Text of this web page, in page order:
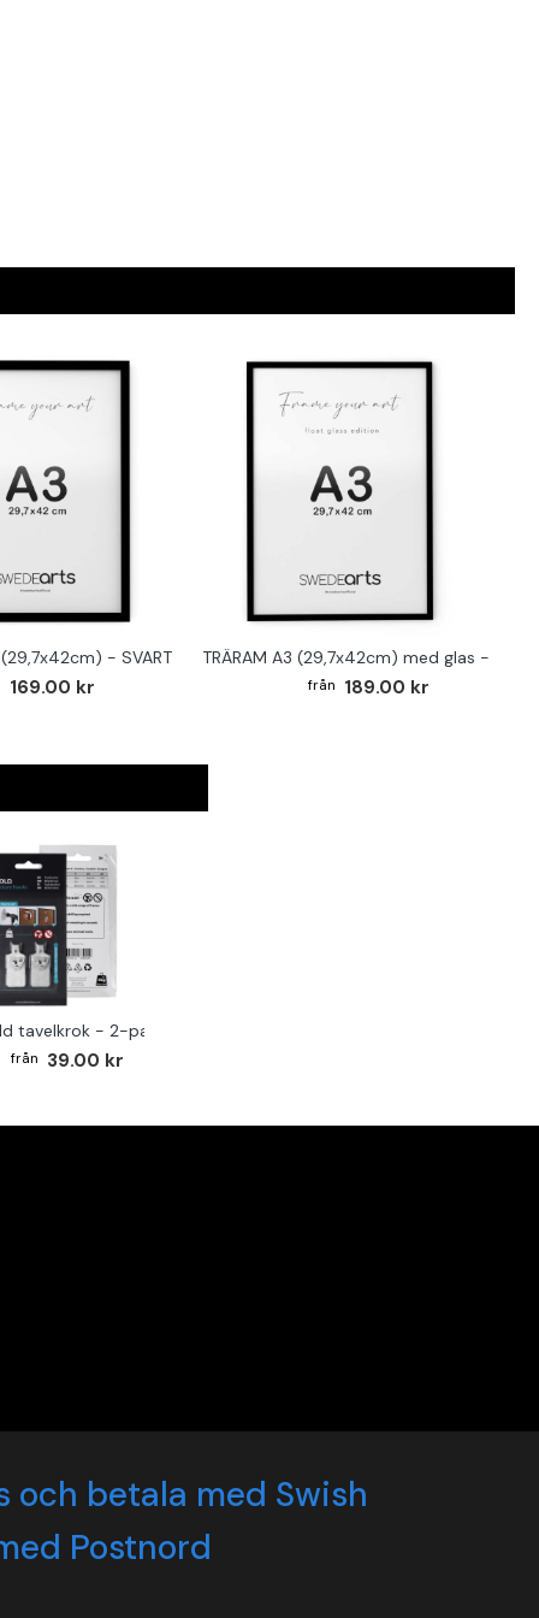
(29,7x42cm) - SVART
169.00 kr
TRÄRAM A3 (29,7x42cm) med glas -
189.00 kr
tavelkrok - 2-pack
39.00 kr